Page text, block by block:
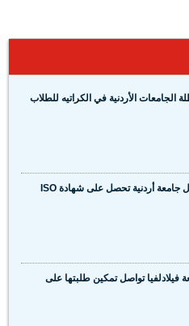
الجامعات الأردنية في الكراتيه للطلاب
عمّان الأهلية أول جامعة أردنية تحصل على شهادة ISO
فيلادلفيا تواصل تمكين طلبتها على